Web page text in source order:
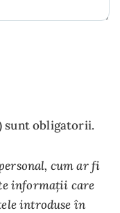
sunt obligatorii.
cum ar fi
informații care
introduse în